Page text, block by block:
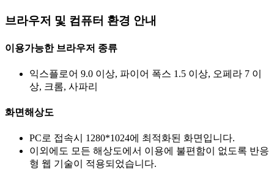
브라우저 및 컴퓨터 환경 안내
이용가능한 브라우저 종류
익스플로어 9.0 이상, 파이어 폭스 1.5 이상, 오페라 7 이
상, 크롬, 사파리
화면해상도
PC로 접속시 1280*1024에 최적화된 화면입니다.
이외에도 모든 해상도에서 이용에 불편함이 없도록 반응
형 웹 기술이 적용되었습니다.